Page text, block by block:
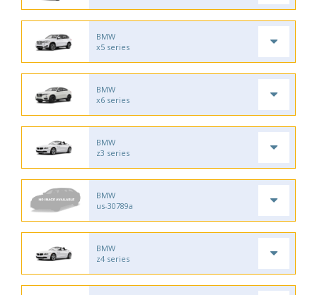
BMW
x5 series
BMW
x6 series
BMW
z3 series
BMW
us-30789a
BMW
z4 series